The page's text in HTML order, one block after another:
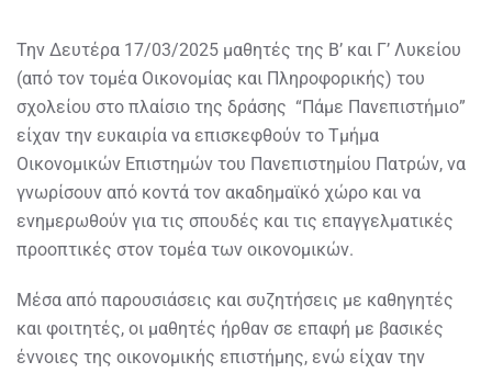
Την Δευτέρα 17/03/2025 μαθητές της Β’ και Γ’ Λυκείου
(από τον τομέα Οικονομίας και Πληροφορικής) του
σχολείου στο πλαίσιο της δράσης “Πάμε Πανεπιστήμιο”
είχαν την ευκαιρία να επισκεφθούν το Τμήμα
Οικονομικών Επιστημών του Πανεπιστημίου Πατρών, να
γνωρίσουν από κοντά τον ακαδημαϊκό χώρο και να
ενημερωθούν για τις σπουδές και τις επαγγελματικές
προοπτικές στον τομέα των οικονομικών.
Μέσα από παρουσιάσεις και συζητήσεις με καθηγητές
και φοιτητές, οι μαθητές ήρθαν σε επαφή με βασικές
έννοιες της οικονομικής επιστήμης, ενώ είχαν την